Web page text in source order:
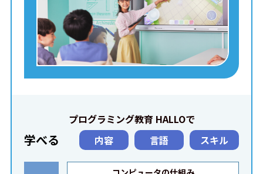
プログラミング教育 HALLOで
学べる 内容 言語 スキル